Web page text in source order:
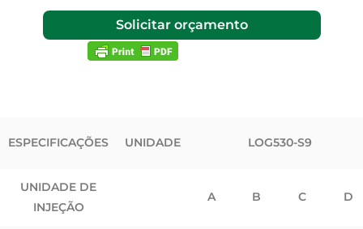
Solicitar orçamento
ESPECIFICAÇÕES UNIDADE LOG530-S9
UNIDADE DE
INJEÇÃO
A B C D